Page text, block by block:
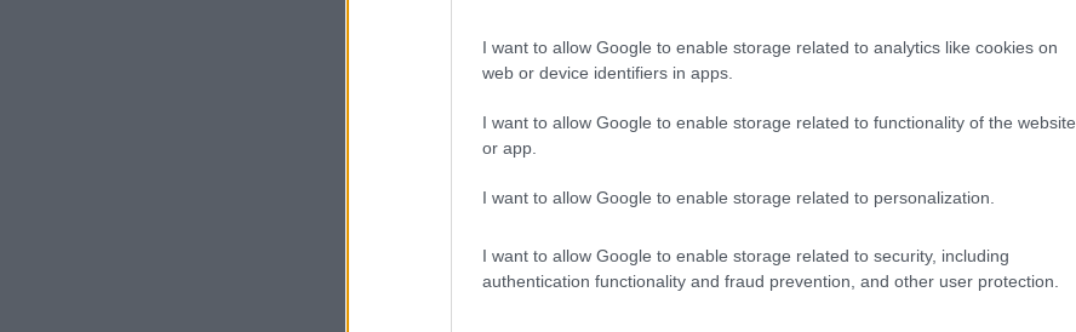
I want to allow Google to enable storage related to analytics like cookies on
web or device identifiers in apps.
I want to allow Google to enable storage related to functionality of the website
or app.
I want to allow Google to enable storage related to personalization.
I want to allow Google to enable storage related to security, including
authentication functionality and fraud prevention, and other user protection.